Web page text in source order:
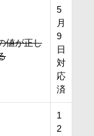
値が正し
5
月
9
日
対
応
済
1
2